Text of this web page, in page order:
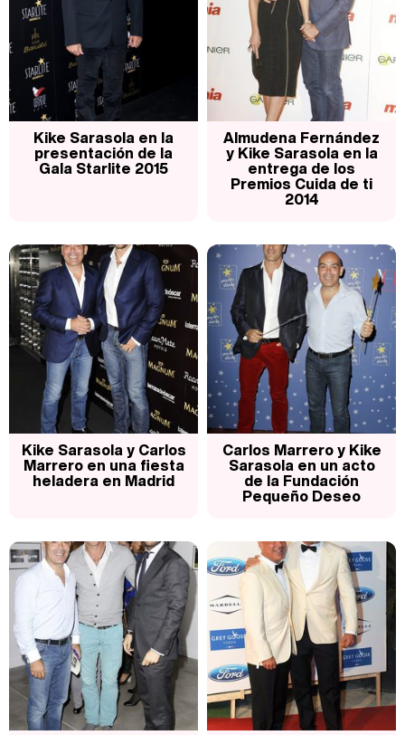
Kike Sarasola en la
presentación de la
Gala Starlite 2015
Almudena Fernández
y Kike Sarasola en la
entrega de los
Premios Cuida de ti
2014
Kike Sarasola y Carlos
Marrero en una fiesta
heladera en Madrid
Carlos Marrero y Kike
Sarasola en un acto
de la Fundación
Pequeño Deseo